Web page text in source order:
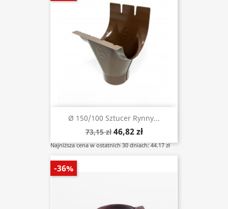
Ø 150/100 Sztucer Rynny...
73,15 zł 46,82 zł
Najniższa cena w ostatnich 30 dniach: 44.17 zł
-36%